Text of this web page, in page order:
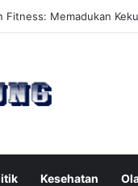
Reformer untuk
Kesehatan